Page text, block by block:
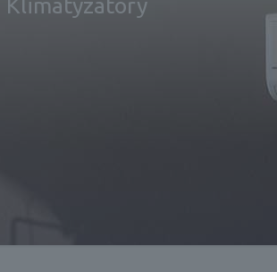
Klimatyzatory